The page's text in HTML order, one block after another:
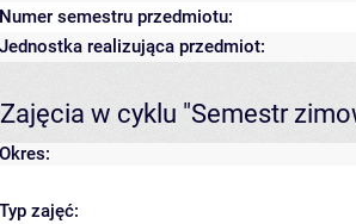
Numer semestru przedmiotu:
Jednostka realizująca przedmiot:
Zajęcia w cyklu "Semestr
Okres:
Typ zajęć: